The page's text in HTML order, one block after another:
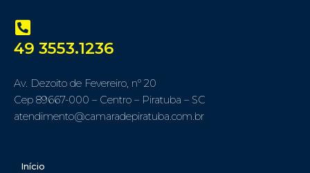
49 3553.1236
Av. Dezoito de Fevereiro, nº 20
Cep 89667-000 – Centro – Piratuba – SC
atendimento@camaradepiratuba.com.br
Início